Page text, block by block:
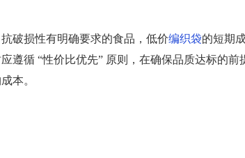
破损性有明确要求的食品，低价编织袋的短期
遵循 “性价比优先” 原则，在确保品质达标的前
本。